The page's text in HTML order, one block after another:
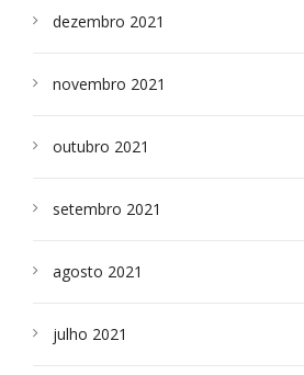
dezembro 2021
novembro 2021
outubro 2021
setembro 2021
agosto 2021
julho 2021